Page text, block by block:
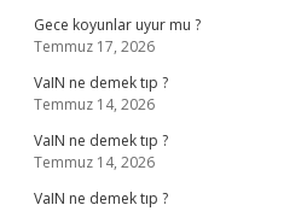
Gece koyunlar uyur mu ?
Temmuz 17, 2026
VaIN ne demek tıp ?
Temmuz 14, 2026
VaIN ne demek tıp ?
Temmuz 14, 2026
VaIN ne demek tıp ?